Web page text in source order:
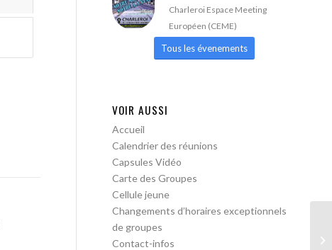
Charleroi Espace Meeting
Européen (CEME)
Tous les évenements
VOIR AUSSI
Accueil
Calendrier des réunions
Capsules Vidéo
Carte des Groupes
Cellule jeune
Changements d’horaires exceptionnels
de groupes
Contact-infos